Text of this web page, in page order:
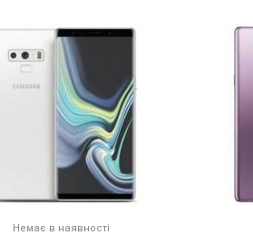
Немає в наявності